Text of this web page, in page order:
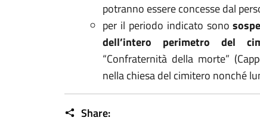
potranno essere concesse dal
per il periodo indicato sono
dell’intero perimetro del
“Confraternità della morte”
nella chiesa del cimitero nonché
Share: